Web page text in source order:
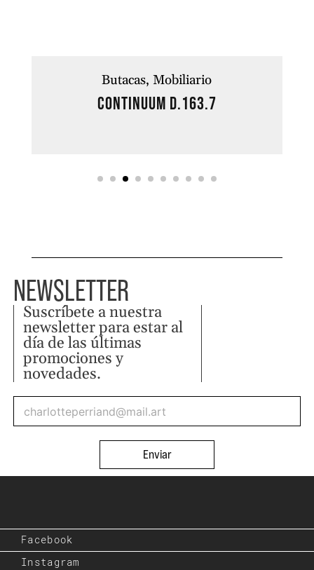
Butacas Mobiliario
CONTINUUM D.163.7
NEWSLETTER
Suscríbete a nuestra
newsletter para estar al
día de las últimas
promociones y
novedades.
Enviar
Facebook
Instagram